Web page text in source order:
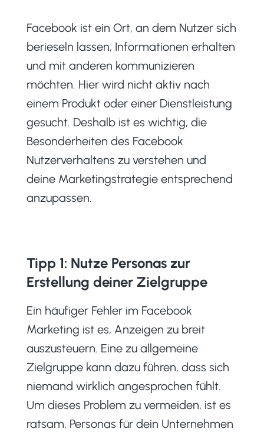
Facebook ist ein Ort, an dem Nutzer sich
berieseln lassen, Informationen erhalten
und mit anderen kommunizieren
möchten. Hier wird nicht aktiv nach
einem Produkt oder einer Dienstleistung
gesucht. Deshalb ist es wichtig, die
Besonderheiten des Facebook
Nutzerverhaltens zu verstehen und
deine Marketingstrategie entsprechend
anzupassen.
Tipp 1: Nutze Personas zur
Erstellung deiner Zielgruppe
Ein häufiger Fehler im Facebook
Marketing ist es, Anzeigen zu breit
auszusteuern. Eine zu allgemeine
Zielgruppe kann dazu führen, dass sich
niemand wirklich angesprochen fühlt.
Um dieses Problem zu vermeiden, ist es
ratsam, Personas für dein Unternehmen